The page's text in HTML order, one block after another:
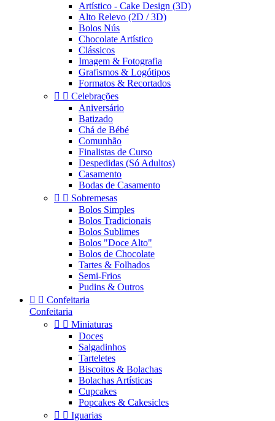
Artístico - Cake Design (3D)
Alto Relevo (2D / 3D)
Bolos Nús
Chocolate Artístico
Clássicos
Imagem & Fotografia
Grafismos & Logótipos
Formatos & Recortados
  Celebrações
Aniversário
Batizado
Chá de Bébé
Comunhão
Finalistas de Curso
Despedidas (Só Adultos)
Casamento
Bodas de Casamento
  Sobremesas
Bolos Simples
Bolos Tradicionais
Bolos Sublimes
Bolos "Doce Alto"
Bolos de Chocolate
Tartes & Folhados
Semi-Frios
Pudins & Outros
  Confeitaria
Confeitaria
  Miniaturas
Doces
Salgadinhos
Tarteletes
Biscoitos & Bolachas
Bolachas Artísticas
Cupcakes
Popcakes & Cakesicles
  Iguarias